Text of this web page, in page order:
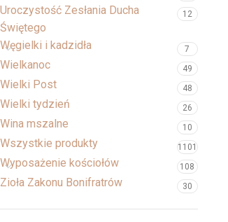
Uroczystość Zesłania Ducha
Świętego
12
Węgielki i kadzidła 7
Wielkanoc 49
Wielki Post 48
Wielki tydzień 26
Wina mszalne 10
Wszystkie produkty 1101
Wyposażenie kościołów 108
Zioła Zakonu Bonifratrów 30